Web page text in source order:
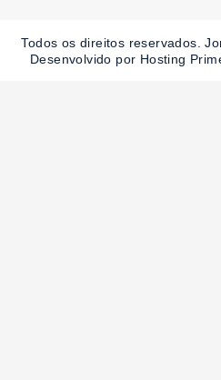
k
-
a
m
Todos os direitos reservados.
Desenvolvido por Hosting